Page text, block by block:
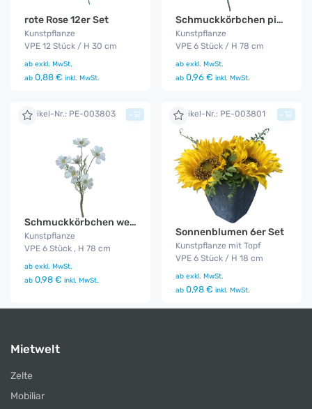
rote Rose 12er Set
Kunstpflanze
VPE 12 Stück / H 30 cm
ab exkl. MwSt.
ab 0,88 € inkl. MwSt.
Schmuckkörbchen pink 6er Set
Kunstpflanze
VPE 6 Stück / H 78 cm
ab exkl. MwSt.
ab 0,96 € inkl. MwSt.
Artikel-Nr.: PE-003803
Schmuckkörbchen weiß 6er Set
Kunstpflanze
VPE 6 Stück , H 78 cm
ab exkl. MwSt.
ab 0,98 € inkl. MwSt.
+ Artikel-Nr.: PE-003801
Sonnenblumen 6er Set
Kunstpflanze mit Topf
VPE 6 Stück / H 18 cm
ab exkl. MwSt.
ab 0,98 € inkl. MwSt.
+
Mietwelt
Zelte
Mobiliar